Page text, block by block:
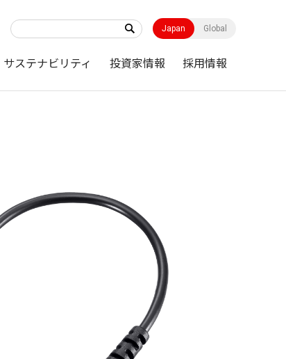
Japan Global
サステナビリティ 投資家情報 採用情報